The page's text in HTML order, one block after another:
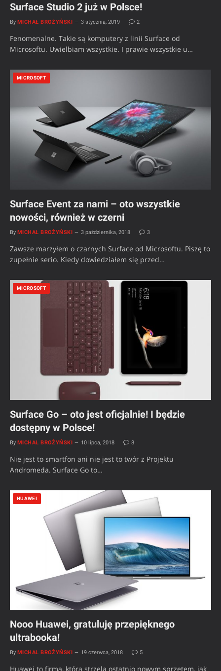
Surface Studio 2 już w Polsce!
By MICHAŁ BROŻYŃSKI 3 stycznia, 2019 2
Fenomenalne. Takie są komputery z linii Surface od
Microsoftu. Uwielbiam wszystkie. I prawie wszystkie u…
MICROSOFT
Surface Event za nami – oto wszystkie
nowości, również w czerni
By MICHAŁ BROŻYŃSKI 3 października, 2018 3
Zawsze marzyłem o czarnych Surface od Microsoftu. Piszę to
zupełnie serio. Kiedy dowiedziałem się przed…
MICROSOFT
Surface Go – oto jest oficjalnie! I będzie
dostępny w Polsce!
By MICHAŁ BROŻYŃSKI 10 lipca, 2018 8
Nie jest to smartfon ani nie jest to twór z Projektu
Andromeda. Surface Go to…
HUAWEI
Nooo Huawei, gratuluję przepięknego
ultrabooka!
By MICHAŁ BROŻYŃSKI 19 czerwca, 2018 5
Huawei to firma, która strzela ostatnio nowym sprzętem, jak